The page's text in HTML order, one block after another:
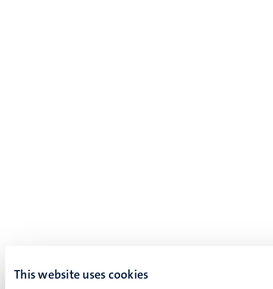
This website uses cookies